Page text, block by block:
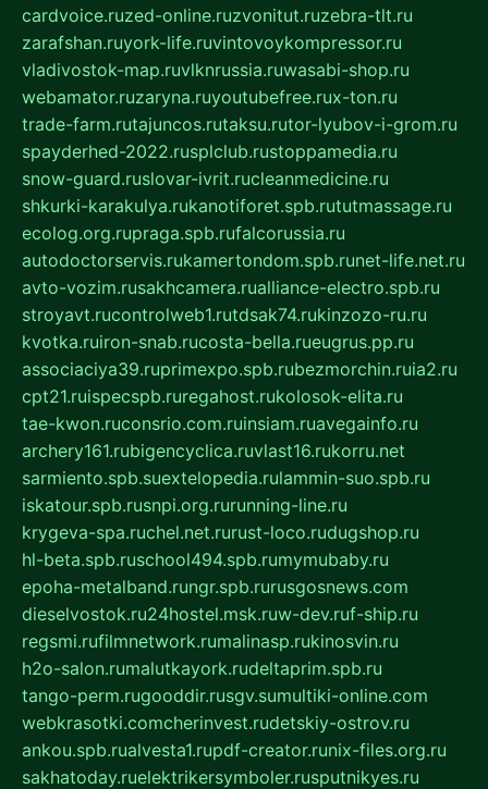
cardvoice.ruzed-online.ruzvonitut.ruzebra-tlt.ru
zarafshan.ruyork-life.ruvintovoykompressor.ru
vladivostok-map.ruvlknrussia.ruwasabi-shop.ru
webamator.ruzaryna.ruyoutubefree.rux-ton.ru
trade-farm.rutajuncos.rutaksu.rutor-lyubov-i-grom.ru
spayderhed-2022.rusplclub.rustoppamedia.ru
snow-guard.ruslovar-ivrit.rucleanmedicine.ru
shkurki-karakulya.rukanotiforet.spb.rututmassage.ru
ecolog.org.rupraga.spb.rufalcorussia.ru
autodoctorservis.rukamertondom.spb.runet-life.net.ru
avto-vozim.rusakhcamera.rualliance-electro.spb.ru
stroyavt.rucontrolweb1.rutdsak74.rukinzozo-ru.ru
kvotka.ruiron-snab.rucosta-bella.rueugrus.pp.ru
associaciya39.ruprimexpo.spb.rubezmorchin.ruia2.ru
cpt21.ruispecspb.ruregahost.rukolosok-elita.ru
tae-kwon.ruconsrio.com.ruinsiam.ruavegainfo.ru
archery161.rubigencyclica.ruvlast16.rukorru.net
sarmiento.spb.suextelopedia.rulammin-suo.spb.ru
iskatour.spb.rusnpi.org.rurunning-line.ru
krygeva-spa.ruchel.net.rurust-loco.rudugshop.ru
hl-beta.spb.ruschool494.spb.rumymubaby.ru
epoha-metalband.rungr.spb.rurusgosnews.com
dieselvostok.ru24hostel.msk.ruw-dev.ruf-ship.ru
regsmi.rufilmnetwork.rumalinasp.rukinosvin.ru
h2o-salon.rumalutkayork.rudeltaprim.spb.ru
tango-perm.rugooddir.rusgv.sumultiki-online.com
webkrasotki.comcherinvest.rudetskiy-ostrov.ru
ankou.spb.rualvesta1.rupdf-creator.runix-files.org.ru
sakhatoday.ruelektrikersymboler.rusputnikyes.ru